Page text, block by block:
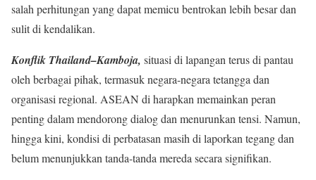
salah perhitungan yang dapat memicu bentrokan lebih besar dan
sulit di kendalikan.
Konflik Thailand–Kamboja, situasi di lapangan terus di pantau
oleh berbagai pihak, termasuk negara-negara tetangga dan
organisasi regional. ASEAN di harapkan memainkan peran
penting dalam mendorong dialog dan menurunkan tensi. Namun,
hingga kini, kondisi di perbatasan masih di laporkan tegang dan
belum menunjukkan tanda-tanda mereda secara signifikan.